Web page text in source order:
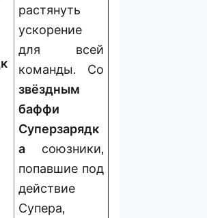
растянуть
ускорение
для всей
команды. Со
звёздным
баффи
Суперзарядк
а союзники,
попавшие под
действие
Супера,